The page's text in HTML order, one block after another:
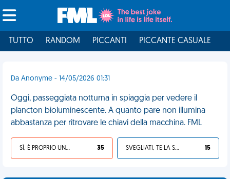
TUTTO RANDOM PICCANTI PICCANTE CASUALE
Da Anonyme - 14/05/2026 01:31
Oggi, passeggiata notturna in spiaggia per vedere il
plancton bioluminescente. A quanto pare non illumina
abbastanza per ritrovare le chiavi della macchina. FML
SÌ, È PROPRIO UNA VDM! 35 SVEGLIATI, TE LA SEI CERCATA! 15